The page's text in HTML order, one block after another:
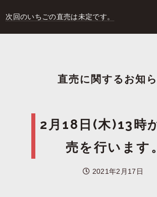
次回のいちごの直売は未定です。
直売に関するお知
2月18日(木)13時
売を行います。
2021年2月17日